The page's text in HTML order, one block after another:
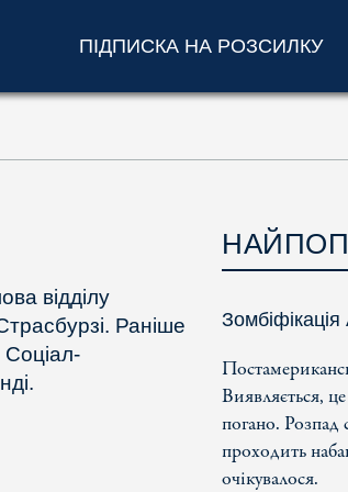
ПІДПИСКА НА РОЗСИЛКУ
відділу
Раніше
Соціал-
Виявляється,
погано. Розпад
проходить
очікувалося.